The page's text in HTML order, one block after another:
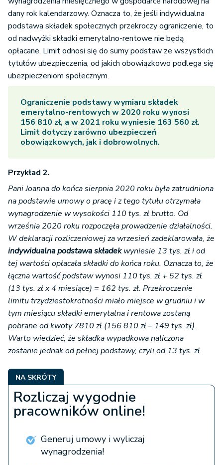
dany rok kalendarzowy. Oznacza to, że jeśli indywidualna
podstawa składek społecznych przekroczy ograniczenie, to
od nadwyżki składki emerytalno-rentowe nie będą
opłacane. Limit odnosi się do sumy podstaw ze wszystkich
tytułów ubezpieczenia, od jakich obowiązkowo podlega się
ubezpieczeniom społecznym.
Ograniczenie podstawy wymiaru składek
emerytalno-rentowych w 2020 roku wynosi
156 810 zł, a w 2021 roku wyniesie 163 560 zł.
Limit dotyczy zarówno ubezpieczeń
obowiązkowych, jak i dobrowolnych.
Przykład 2.
Pani Joanna do końca sierpnia 2020 roku była zatrudniona
na podstawie umowy o pracę i z tego tytułu otrzymała
wynagrodzenie w wysokości 110 tys. zł brutto. Od
września 2020 roku rozpoczęła prowadzenie działalności.
W deklaracji rozliczeniowej za wrzesień zadeklarowała, że
indywidualna podstawa składekwyniesie 13 tys. zł i od
tej wartości opłacała składki do końca roku. Oznacza to, że
łączna wartość podstaw wynosi 110 tys. zł + 52 tys. zł
(13 tys. zł x 4 miesiące) = 162 tys. zł. Przekroczenie
limitu trzydziestokrotności miało miejsce w grudniu i w
tym miesiącu składki emerytalna i rentowa zostaną
pobrane od kwoty 7810 zł (156 810 zł – 149 tys. zł).
Warto wiedzieć, że składka wypadkowa naliczona
zostanie jednak od pełnej podstawy, czyli od 13 tys. zł.
NA SKRÓTY
Rozliczaj wygodnie
pracowników online!
Generuj umowy i wyliczaj
wynagrodzenia!